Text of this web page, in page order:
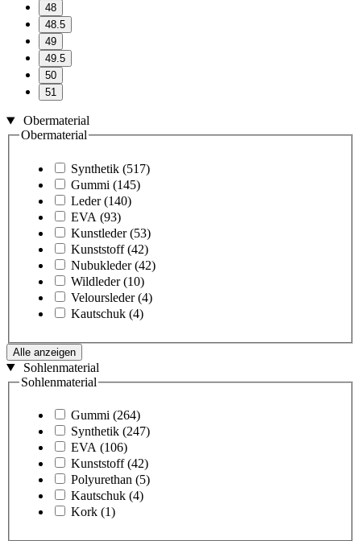
48
48.5
49
49.5
50
51
Obermaterial
Obermaterial
Synthetik (517)
Gummi (145)
Leder (140)
EVA (93)
Kunstleder (53)
Kunststoff (42)
Nubukleder (42)
Wildleder (10)
Veloursleder (4)
Kautschuk (4)
Alle anzeigen
Sohlenmaterial
Sohlenmaterial
Gummi (264)
Synthetik (247)
EVA (106)
Kunststoff (42)
Polyurethan (5)
Kautschuk (4)
Kork (1)